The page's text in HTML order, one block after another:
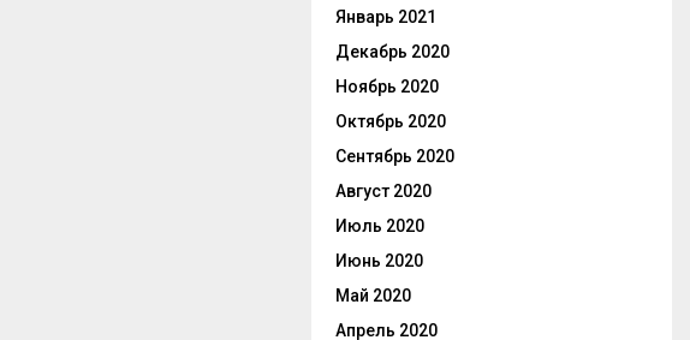
Январь 2021
Декабрь 2020
Ноябрь 2020
Октябрь 2020
Сентябрь 2020
Август 2020
Июль 2020
Июнь 2020
Май 2020
Апрель 2020